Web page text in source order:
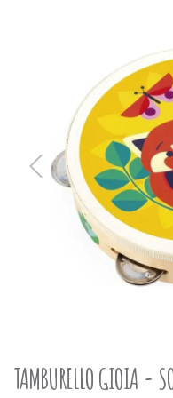
TAMBURELLO GIOIA -